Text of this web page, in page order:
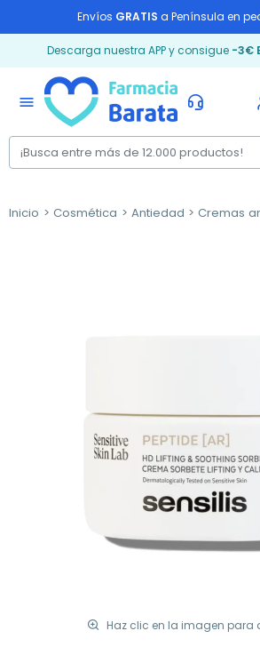
Envíos GRATIS a Península en
Descarga nuestra APP y consigue -3€
menu
Inicio Cosmética Antiedad Cremas
Haz clic en la imagen para